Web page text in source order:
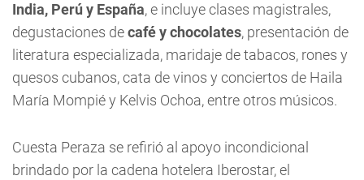
India, Perú y España, e incluye clases magistrales,
degustaciones decafé y chocolates, presentación de
literatura especializada, maridaje de tabacos, rones y
quesos cubanos, cata de vinos y conciertos de Haila
María Mompié y Kelvis Ochoa, entre otros músicos.
Cuesta Peraza se refirió al apoyo incondicional
brindado por la cadena hotelera Iberostar, el